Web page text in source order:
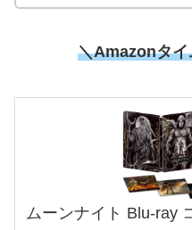
＼Amazonタ
ムーンナイト Blu-ray